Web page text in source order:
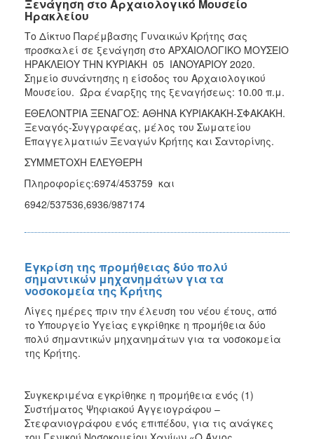
Ξενάγηση στο Αρχαιολογικό Μουσείο
Ηρακλείου
Το Δίκτυο Παρέμβασης Γυναικών Κρήτης σας
προσκαλεί σε ξενάγηση στο ΑΡΧΑΙΟΛΟΓΙΚΟ ΜΟΥΣΕΙΟ
ΗΡΑΚΛΕΙΟΥ ΤHN ΚΥΡΙΑΚΗ 05 IANOYAΡIOY 2020.
Σημείο συνάντησης η είσοδος του Αρχαιολογικού
Μουσείου. Ώρα έναρξης της ξεναγήσεως: 10.00 π.μ.
ΕΘΕΛΟΝΤΡΙΑ ΞΕΝΑΓΟΣ: ΑΘΗΝΑ ΚΥΡΙΑΚΑΚΗ-ΣΦΑΚΑΚΗ.
Ξεναγός-Συγγραφέας, μέλος του Σωματείου
Επαγγελματιών Ξεναγών Κρήτης και Σαντορίνης.
ΣΥΜΜΕΤΟΧΗ ΕΛΕΥΘΕΡΗ
Πληροφορίες:6974/453759 και
6942/537536,6936/987174
Έγκρίση της προμήθειας δύο πολύ
σημαντικών μηχανημάτων για τα
νοσοκομεία της Κρήτης
Λίγες ημέρες πριν την έλευση του νέου έτους, από
το Υπουργείο Υγείας εγκρίθηκε η προμήθεια δύο
πολύ σημαντικών μηχανημάτων για τα νοσοκομεία
της Κρήτης.
Συγκεκριμένα εγκρίθηκε η προμήθεια ενός (1)
Συστήματος Ψηφιακού Αγγειογράφου –
Στεφανιογράφου ενός επιπέδου, για τις ανάγκες